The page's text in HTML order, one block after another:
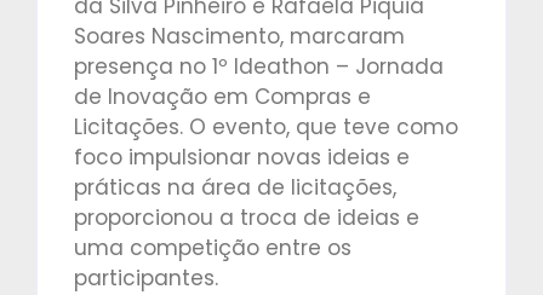
da Silva Pinheiro e Rafaela Piquiá
Soares Nascimento, marcaram
presença no 1º Ideathon – Jornada
de Inovação em Compras e
Licitações. O evento, que teve como
foco impulsionar novas ideias e
práticas na área de licitações,
proporcionou a troca de ideias e
uma competição entre os
participantes.